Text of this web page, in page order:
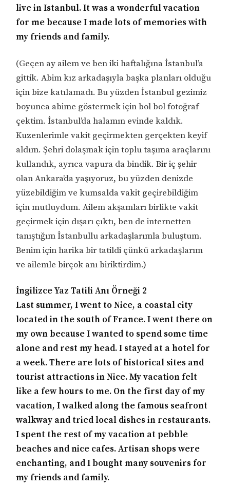
live in Istanbul. It was a wonderful vacation
for me because I made lots of memories with
my friends and family.
(Geçen ay ailem ve ben iki haftalığına İstanbul’a
gittik. Abim kız arkadaşıyla başka planları olduğu
için bize katılamadı. Bu yüzden İstanbul gezimiz
boyunca abime göstermek için bol bol fotoğraf
çektim. İstanbul’da halamın evinde kaldık.
Kuzenlerimle vakit geçirmekten gerçekten keyif
aldım. Şehri dolaşmak için toplu taşıma araçlarını
kullandık, ayrıca vapura da bindik. Bir iç şehir
olan Ankara’da yaşıyoruz, bu yüzden denizde
yüzebildiğim ve kumsalda vakit geçirebildiğim
için mutluydum. Ailem akşamları birlikte vakit
geçirmek için dışarı çıktı, ben de internetten
tanıştığım İstanbullu arkadaşlarımla buluştum.
Benim için harika bir tatildi çünkü arkadaşlarım
ve ailemle birçok anı biriktirdim.)
İngilizce Yaz Tatili Anı Örneği 2
Last summer, I went to Nice, a coastal city
located in the south of France. I went there on
my own because I wanted to spend some time
alone and rest my head. I stayed at a hotel for
a week. There are lots of historical sites and
tourist attractions in Nice. My vacation felt
like a few hours to me. On the first day of my
vacation, I walked along the famous seafront
walkway and tried local dishes in restaurants.
I spent the rest of my vacation at pebble
beaches and nice cafes. Artisan shops were
enchanting, and I bought many souvenirs for
my friends and family.